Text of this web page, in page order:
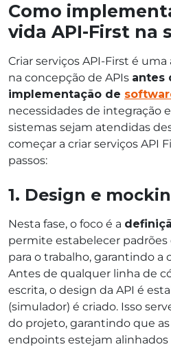
Como
vida API-First na
Criar serviços API-First é
na concepção de APIs antes
implementação de
necessidades de integração
sistemas sejam atendidas
começar a criar serviços API
passos:
1. Design e
Nesta fase, o foco é a
permite estabelecer padrões
para o trabalho, garantindo a
Antes de qualquer linha de
escrita, o design da API é
(simulador) é criado. Isso
do projeto, garantindo que
endpoints estejam alinhados